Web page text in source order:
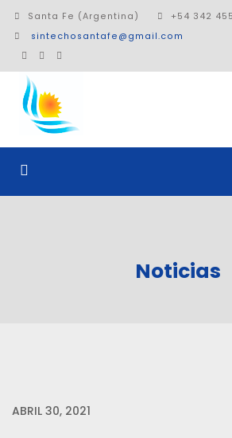
Santa Fe (Argentina)
+54 342
sintechosantafe@gmail.com
Noticias
ABRIL 30, 2021